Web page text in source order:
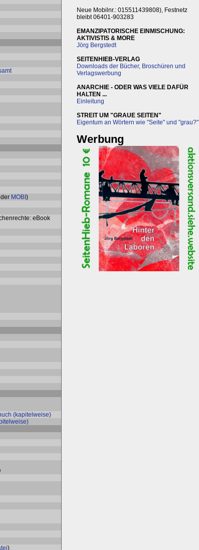
MOBI )
eBook
(kapitelweise)
)
Neue Mobilnr.: 015511439808), Festnetz
bleibt 06401-903283
EMANZIPATORISCHE EINMISCHUNG:
AKTIVISTIS & MORE
Jörg Bergstedt
SEITENHIEB-VERLAG
Downloads der Bücher, Broschüren und
Verlagswerbung
ANARCHIE - ODER WAS VIELE DAFÜR
HALTEN ...
Einleitung
STREIT UM "GRAUE SEITEN"
Eigentum an Wörtern wie "Seite" und "grau?"
Werbung